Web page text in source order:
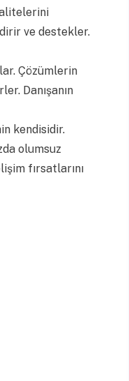
ve destekler.
Çözümlerin
Danışanın
kendisidir.
olumsuz
fırsatlarını